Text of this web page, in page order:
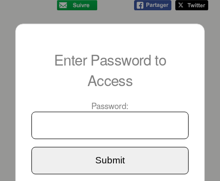
Enter Password to
Access
Password:
Submit